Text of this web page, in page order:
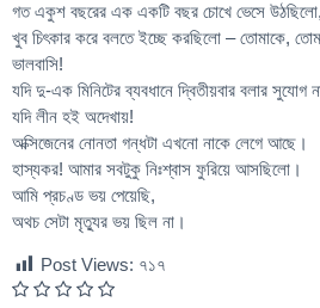
গত একুশ বছরের এক একটি বছর চোখে ভেসে উঠছিলো,
খুব চিৎকার করে বলতে ইচ্ছে করছিলো – তোমাকে,
ভালবাসি!
যদি দু-এক মিনিটের ব্যবধানে দ্বিতীয়বার বলার সুযোগ
যদি লীন হই অদেখায়!
অক্সিজেনের নোনতা গন্ধটা এখনো নাকে লেগে আছে।
হাস্যকর! আমার সবটুকু নিঃশ্বাস ফুরিয়ে আসছিলো।
আমি প্রচণ্ড ভয় পেয়েছি,
অথচ সেটা মৃত্যুর ভয় ছিল না।
Post Views: ৭১৭